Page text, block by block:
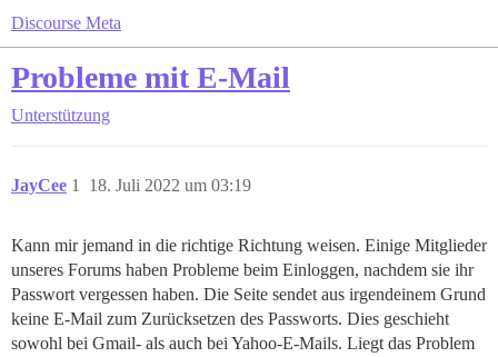
Discourse Meta
Probleme mit E-Mail
Unterstützung
JayCee 18. Juli 2022 um 03:19
1
Kann mir jemand in die richtige Richtung weisen. Einige Mitglieder
unseres Forums haben Probleme beim Einloggen, nachdem sie ihr
Passwort vergessen haben. Die Seite sendet aus irgendeinem Grund
keine E-Mail zum Zurücksetzen des Passworts. Dies geschieht
sowohl bei Gmail- als auch bei Yahoo-E-Mails. Liegt das Problem